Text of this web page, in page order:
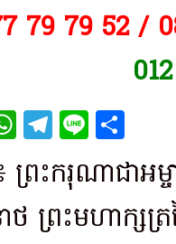
79 79 52 /
WhatsApp
Telegram
Line
ព្រះករុណាជាអ
ថ ព្រះមហាក្សត្